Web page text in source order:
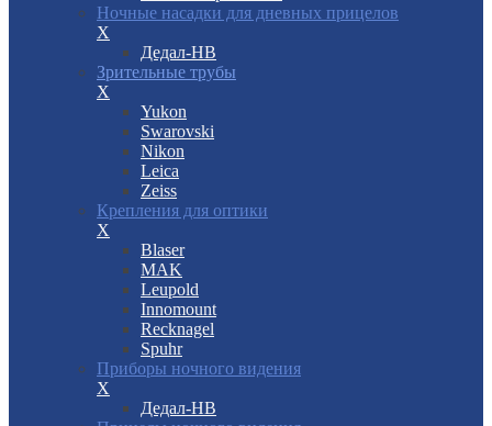
Ночные насадки для дневных прицелов
X
Дедал-НВ
Зрительные трубы
X
Yukon
Swarovski
Nikon
Leica
Zeiss
Крепления для оптики
X
Blaser
MAK
Leupold
Innomount
Recknagel
Spuhr
Приборы ночного видения
X
Дедал-НВ